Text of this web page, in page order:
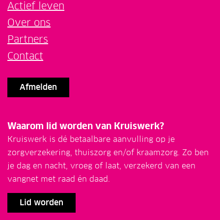
Actief leven
Over ons
Partners
Contact
Afmelden
Waarom lid worden van Kruiswerk?
Kruiswerk is dé betaalbare aanvulling op je
zorgverzekering, thuiszorg en/of kraamzorg. Zo ben
je dag en nacht, vroeg of laat, verzekerd van een
vangnet met raad én daad.
Lid worden